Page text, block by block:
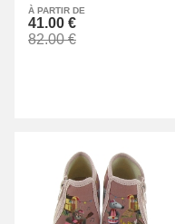
À PARTIR DE
41.00 €
82.00 €